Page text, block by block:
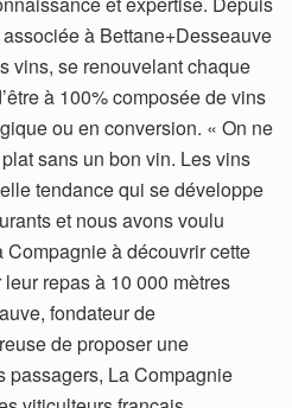
à Bettane+Desseauve
vins, se renouvelant chaque
à 100% composée de vins
ou en conversion. « On ne
sans un bon vin. Les vins
tendance qui se développe
et nous avons voulu
à découvrir cette
repas à 10 000 mètres
fondateur de
de proposer une
passagers, La Compagnie